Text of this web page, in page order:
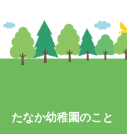
たなか幼稚園のこと